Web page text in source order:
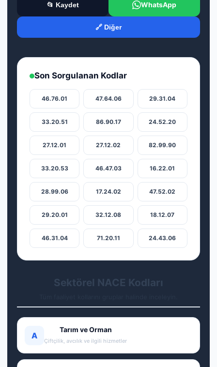
📂 Kaydet WhatsApp
🔗 Diğer
Son Sorgulanan Kodlar
46.76.01 47.64.06 29.31.04
33.20.51 86.90.17 24.52.20
27.12.01 27.12.02 82.99.90
33.20.53 46.47.03 16.22.01
28.99.06 17.24.02 47.52.02
29.20.01 32.12.08 18.12.07
46.31.04 71.20.11 24.43.06
Sektörel NACE Kodları
A
Tarım ve Orman
Çiftçilik, avcılık ve ilgili hizmetler